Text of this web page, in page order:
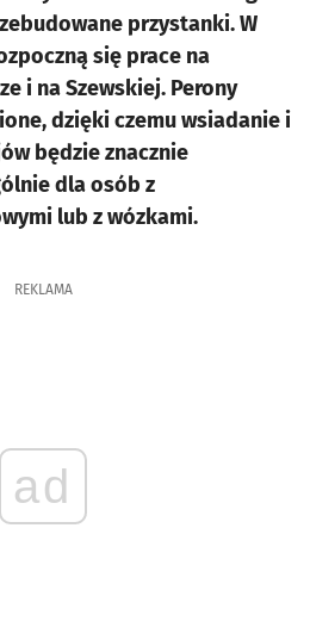
przystanki. W
się prace na
i na Szewskiej. Perony
dzięki czemu wsiadanie i
będzie znacznie
dla osób z
lub z wózkami.
REKLAMA
ad